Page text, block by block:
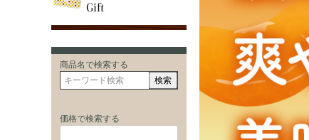
商品名で検索する
検索
価格で検索する